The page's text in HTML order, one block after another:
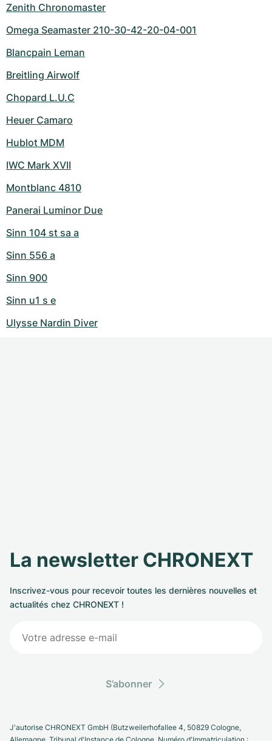
Zenith Chronomaster
Omega Seamaster 210-30-42-20-04-001
Blancpain Leman
Breitling Airwolf
Chopard L.U.C
Heuer Camaro
Hublot MDM
IWC Mark XVII
Montblanc 4810
Panerai Luminor Due
Sinn 104 st sa a
Sinn 556 a
Sinn 900
Sinn u1 s e
Ulysse Nardin Diver
La newsletter CHRONEXT
Inscrivez-vous pour recevoir toutes les dernières nouvelles et
actualités chez CHRONEXT !
S’abonner
J'autorise CHRONEXT GmbH (Butzweilerhofallee 4, 50829 Cologne,